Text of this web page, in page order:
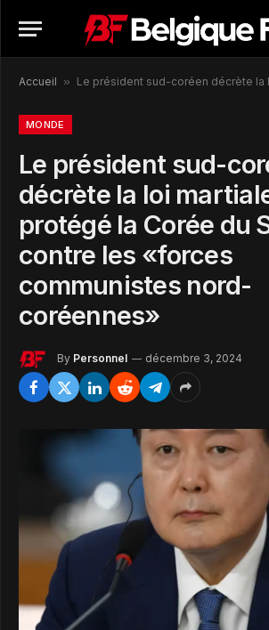
Accueil » Le président sud-coréen décrète la loi martiale pour protégé la Corée du Sud
MONDE
Le président sud-
décrète la loi
protégé la Corée du
contre les «forces
communistes nord-
coréennes»
By Personnel décembre 3, 2024